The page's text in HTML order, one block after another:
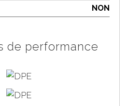
NON
de performance